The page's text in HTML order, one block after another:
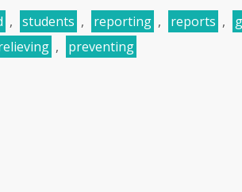
, students , reporting , reports ,
, preventing